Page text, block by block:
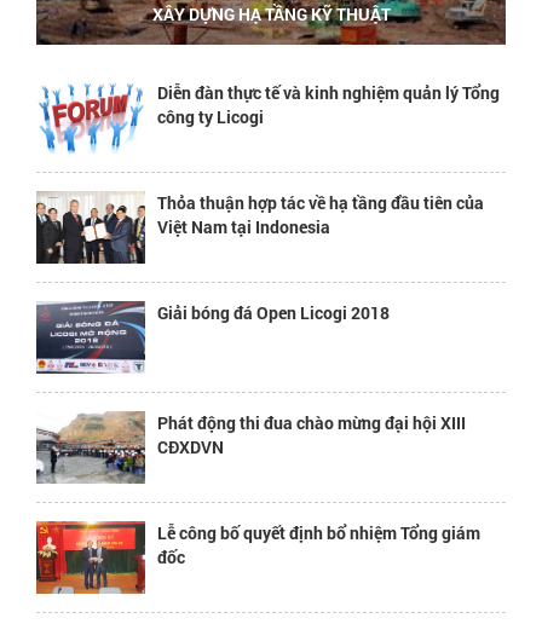
XÂY DỰNG HẠ TẦNG KỸ THUẬT
Diễn đàn thực tế và kinh nghiệm quản lý Tổng
công ty Licogi
Thỏa thuận hợp tác về hạ tầng đầu tiên của
Việt Nam tại Indonesia
Giải bóng đá Open Licogi 2018
Phát động thi đua chào mừng đại hội XIII
CĐXDVN
Lễ công bố quyết định bổ nhiệm Tổng giám
đốc